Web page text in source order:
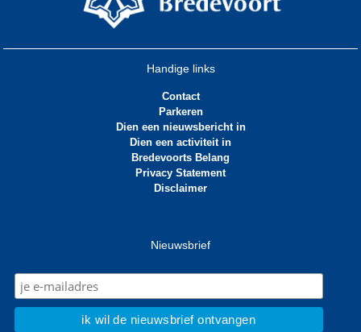
Handige links
Contact
Parkeren
Dien een nieuwsbericht in
Dien een activiteit in
Bredevoorts Belang
Privacy Statement
Disclaimer
Nieuwsbrief